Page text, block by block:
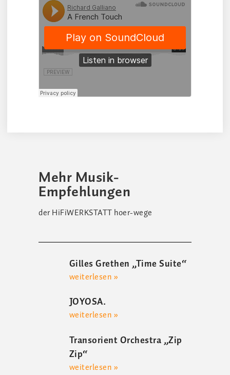
Mehr Musik-
Empfehlungen
der HiFiWERKSTATT hoer-wege
Gilles Grethen „Time Suite“
weiterlesen »
JOYOSA.
weiterlesen »
Transorient Orchestra „Zip
Zip“
weiterlesen »